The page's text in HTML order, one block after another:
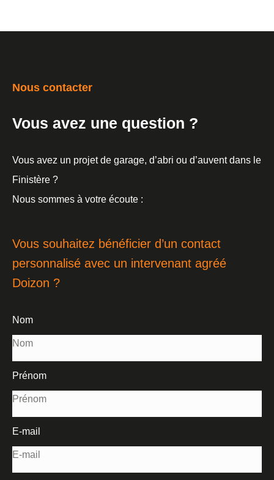
Nous contacter
Vous avez une question ?
Vous avez un projet de garage, d’abri ou d’auvent dans le
Finistère ?
Nous sommes à votre écoute :
Vous souhaitez bénéficier d’un contact
personnalisé avec un intervenant agréé
Doizon ?
Nom
Prénom
E-mail